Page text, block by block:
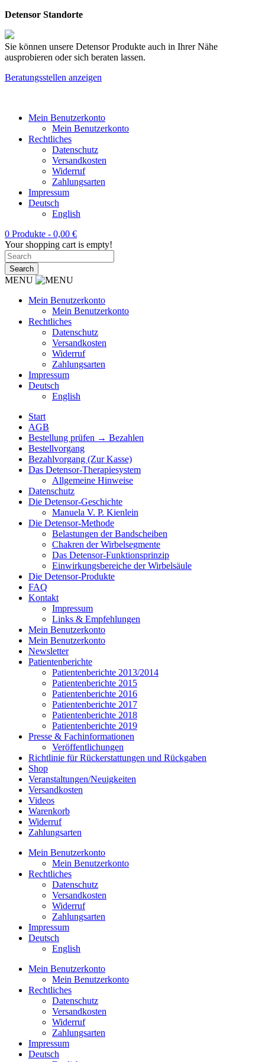
Detensor Standorte
Sie können unsere Detensor Produkte auch in Ihrer Nähe
ausprobieren oder sich beraten lassen.
Beratungsstellen anzeigen
Mein Benutzerkonto
Mein Benutzerkonto
Rechtliches
Datenschutz
Versandkosten
Widerruf
Zahlungsarten
Impressum
Deutsch
English
0 Produkte - 0,00 €
Your shopping cart is empty!
MENU
Mein Benutzerkonto
Mein Benutzerkonto
Rechtliches
Datenschutz
Versandkosten
Widerruf
Zahlungsarten
Impressum
Deutsch
English
Start
AGB
Bestellung prüfen → Bezahlen
Bestellvorgang
Bezahlvorgang (Zur Kasse)
Das Detensor-Therapiesystem
Allgemeine Hinweise
Datenschutz
Die Detensor-Geschichte
Manuela V. P. Kienlein
Die Detensor-Methode
Belastungen der Bandscheiben
Chakren der Wirbelsegmente
Das Detensor-Funktionsprinzip
Einwirkungsbereiche der Wirbelsäule
Die Detensor-Produkte
FAQ
Kontakt
Impressum
Links & Empfehlungen
Mein Benutzerkonto
Mein Benutzerkonto
Newsletter
Patientenberichte
Patientenberichte 2013/2014
Patientenberichte 2015
Patientenberichte 2016
Patientenberichte 2017
Patientenberichte 2018
Patientenberichte 2019
Presse & Fachinformationen
Veröffentlichungen
Richtlinie für Rückerstattungen und Rückgaben
Shop
Veranstaltungen/Neuigkeiten
Versandkosten
Videos
Warenkorb
Widerruf
Zahlungsarten
Mein Benutzerkonto
Mein Benutzerkonto
Rechtliches
Datenschutz
Versandkosten
Widerruf
Zahlungsarten
Impressum
Deutsch
English
Mein Benutzerkonto
Mein Benutzerkonto
Rechtliches
Datenschutz
Versandkosten
Widerruf
Zahlungsarten
Impressum
Deutsch